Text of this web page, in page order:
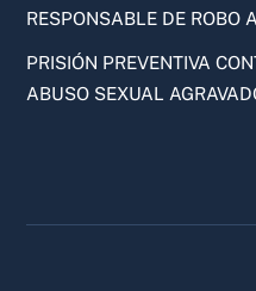
RESPONSABLE DE ROBO
PRISIÓN PREVENTIVA
ABUSO SEXUAL